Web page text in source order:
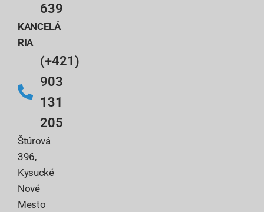
639
KANCELÁ
RIA
(+421)
903
131
205
Štúrová
396,
Kysucké
Nové
Mesto